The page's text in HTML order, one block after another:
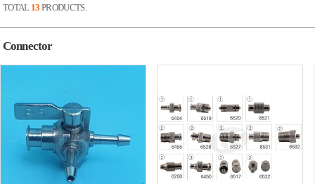
TOTAL 13 PRODUCTS.
Connector